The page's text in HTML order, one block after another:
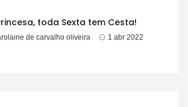
toda Sexta tem Cesta!
de carvalho oliveira 1 abr 2022